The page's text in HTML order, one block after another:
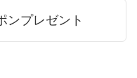
ンプレゼント